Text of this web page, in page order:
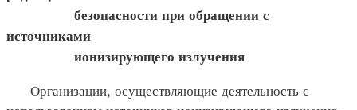
безопасности при обращении с
источниками
ионизирующего излучения
Организации, осуществляющие деятельность с